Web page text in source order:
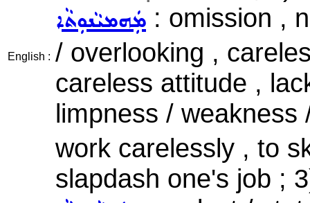
English :
ܡܲܗܡܝܵܢܘܼܬܵܐ : omission ,
/ overlooking ,
careless attitude ,
limpness /
work carelessly , to
slapdash one's job ;